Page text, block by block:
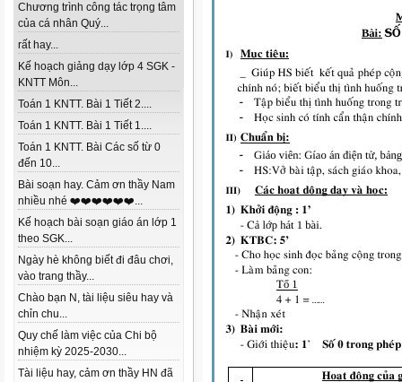
Chương trình công tác trọng tâm
của cá nhân Quý...
rất hay...
Kế hoạch giảng dạy lớp 4 SGK -
KNTT Môn...
Toán 1 KNTT. Bài 1 Tiết 2....
Toán 1 KNTT. Bài 1 Tiết 1....
Toán 1 KNTT. Bài Các số từ 0
đến 10...
Bài soạn hay. Cảm ơn thầy Nam
nhiều nhé ❤️❤️❤️❤️❤️❤️...
Kế hoạch bài soạn giáo án lớp 1
theo SGK...
Ngày hè không biết đi đâu chơi,
vào trang thầy...
Chào bạn N, tài liệu siêu hay và
chỉn chu...
Quy chế làm việc của Chi bộ
nhiệm kỳ 2025-2030...
Tài liệu hay, cảm ơn thầy HN đã